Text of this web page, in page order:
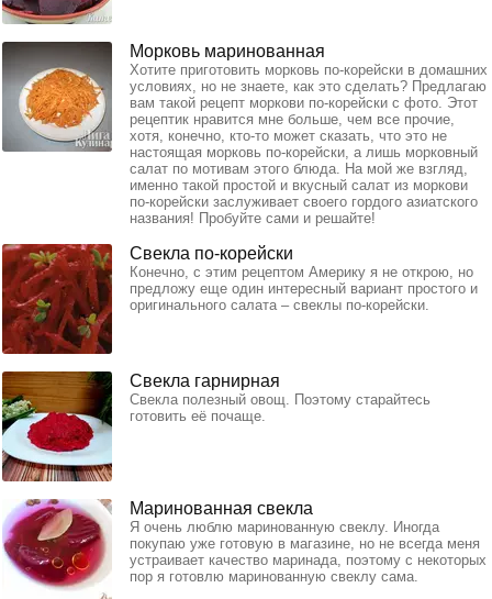
Морковь маринованная
Хотите приготовить морковь по-корейски в домашних
условиях, но не знаете, как это сделать? Предлагаю
вам такой рецепт моркови по-корейски с фото. Этот
рецептик нравится мне больше, чем все прочие,
хотя, конечно, кто-то может сказать, что это не
настоящая морковь по-корейски, а лишь морковный
салат по мотивам этого блюда. На мой же взгляд,
именно такой простой и вкусный салат из моркови
по-корейски заслуживает своего гордого азиатского
названия! Пробуйте сами и решайте!
Свекла по-корейски
Конечно, с этим рецептом Америку я не открою, но
предложу еще один интересный вариант простого и
оригинального салата – свеклы по-корейски.
Свекла гарнирная
Свекла полезный овощ. Поэтому старайтесь
готовить её почаще.
Маринованная свекла
Я очень люблю маринованную свеклу. Иногда
покупаю уже готовую в магазине, но не всегда меня
устраивает качество маринада, поэтому с некоторых
пор я готовлю маринованную свеклу сама.